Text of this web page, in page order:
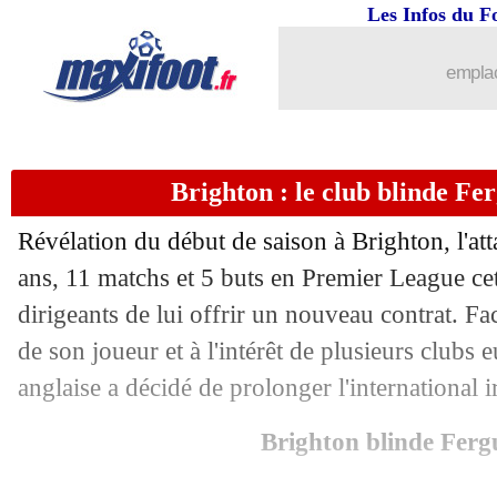
Les Infos du
Brighton : le club blinde
Révélation du début de saison à Brighton,
ans, 11 matchs et 5 buts en Premier League
dirigeants de lui offrir un nouveau contrat.
de son joueur et à l'intérêt de plusieurs clubs
anglaise a décidé de prolonger l'international
Brighton blinde
Lyon: le maintien, Tolisso attend un
10/11 Chelsea: des nouvelles de Nkunku
10/11 Divers: Zidane vante la magie de
10/11 OM-OL : le match se jouera sans
10/11 Villarreal: Pacheta limogé (officiel)
10/11 OM-OL: F. Grosso - "inadmissible"
: le coup de gueule de